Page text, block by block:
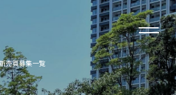
売買募集一覧